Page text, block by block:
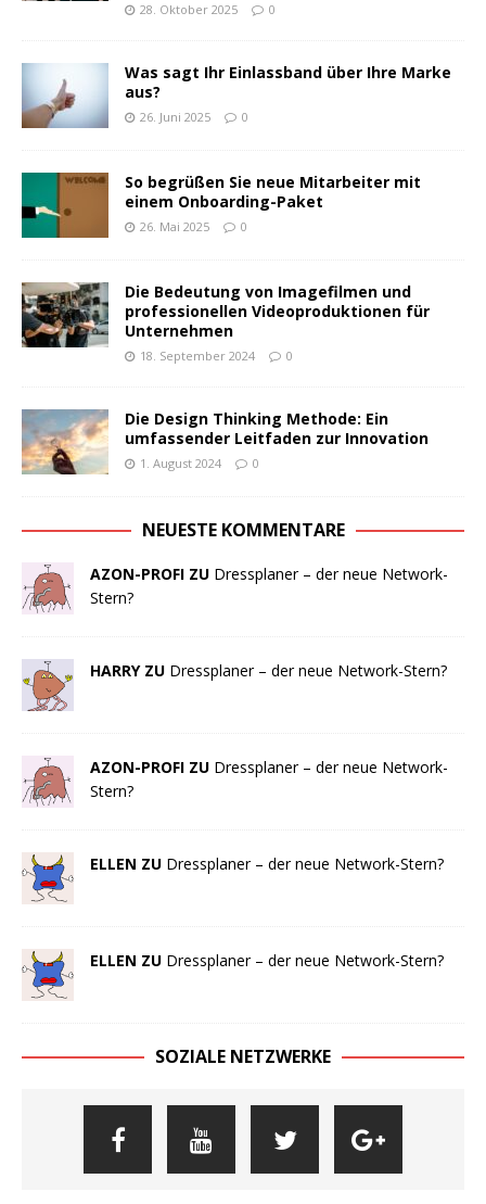
28. Oktober 2025 0
Was sagt Ihr Einlassband über Ihre Marke
aus?
26. Juni 2025 0
So begrüßen Sie neue Mitarbeiter mit
einem Onboarding-Paket
26. Mai 2025 0
Die Bedeutung von Imagefilmen und
professionellen Videoproduktionen für
Unternehmen
18. September 2024 0
Die Design Thinking Methode: Ein
umfassender Leitfaden zur Innovation
1. August 2024 0
NEUESTE KOMMENTARE
AZON-PROFI ZU Dressplaner – der neue Network-
Stern?
HARRY ZU Dressplaner – der neue Network-Stern?
AZON-PROFI ZU Dressplaner – der neue Network-
Stern?
ELLEN ZU Dressplaner – der neue Network-Stern?
ELLEN ZU Dressplaner – der neue Network-Stern?
SOZIALE NETZWERKE